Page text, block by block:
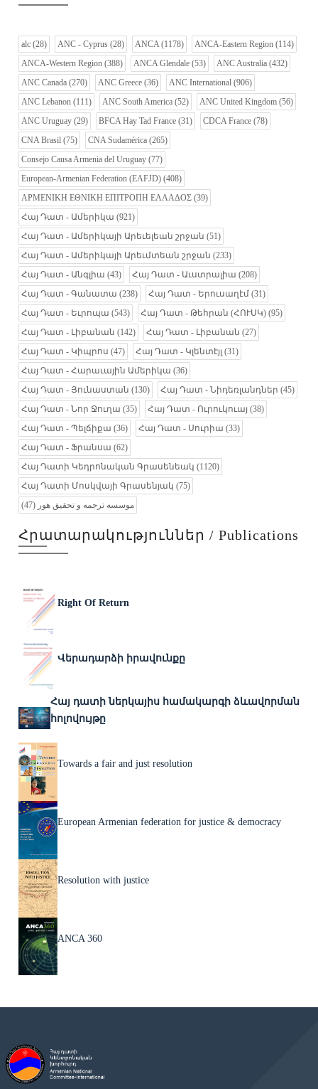
alc (28) ANC - Cyprus (28) ANCA(1178) ANCA-Eastern Region (114)
ANCA-Western Region (388) ANCA Glendale (53) ANC Australia (432)
ANC Canada (270) ANC Greece (36) ANC International (906)
ANC Lebanon (111) ANC South America (52) ANC United Kingdom (56)
ANC Uruguay (29) BFCA Hay Tad France (31) CDCA France (78)
CNA Brasil (75) CNA Sudamérica (265)
Consejo Causa Armenia del Uruguay (77)
European-Armenian Federation (EAFJD) (408)
ΑΡΜΕΝΙΚΗ ΕΘΝΙΚΗ ΕΠΙΤΡΟΠΗ ΕΛΛΑΔΟΣ (39)
Հայ Դատ - Ամերիկա (921)
Հայ Դատ - Ամերիկայի Արեւելեան շրջան (51)
Հայ Դատ - Ամերիկայի Արեւմտեան շրջան (233)
Հայ Դատ - Անգլիա (43) Հայ Դատ - Աւստրալիա (208)
Հայ Դատ - Գանատա (238) Հայ Դատ - Երուսաղէմ (31)
Հայ Դատ - Եւրոպա (543) Հայ Դատ - Թեհրան (ՀՈՒՍԿ) (95)
Հայ Դատ - Լիբանան (142) Հայ Դատ - Լիբանան (27)
Հայ Դատ - Կիպրոս (47) Հայ Դատ - Կլենտէյլ (31)
Հայ Դատ - Հարաւային Ամերիկա (36)
Հայ Դատ - Յունաստան (130) Հայ Դատ - Նիդեռլանդներ (45)
Հայ Դատ - Նոր Ջուղա (35) Հայ Դատ - Ուրուկուայ (38)
Հայ Դատ - Պելճիքա (36) Հայ Դատ - Սուրիա (33)
Հայ Դատ - Ֆրանսա (62)
Հայ Դատի Կեդրոնական Գրասենեակ (1120)
Հայ Դատի Մոսկվայի Գրասենյակ (75)
موسسه ترجمه و تحقیق هور (47)
Հրատարակություններ / Publications
Right Of Return
Վերադարձի իրավունքը
Հայ դատի ներկայիս համակարգի ձևավորման
հոլովույթը
Towards a fair and just resolution
European Armenian federation for justice & democracy
Resolution with justice
ANCA 360